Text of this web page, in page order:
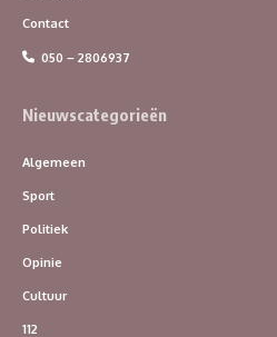
Contact
050 – 2806937
Nieuwscategorieën
Algemeen
Sport
Politiek
Opinie
Cultuur
112